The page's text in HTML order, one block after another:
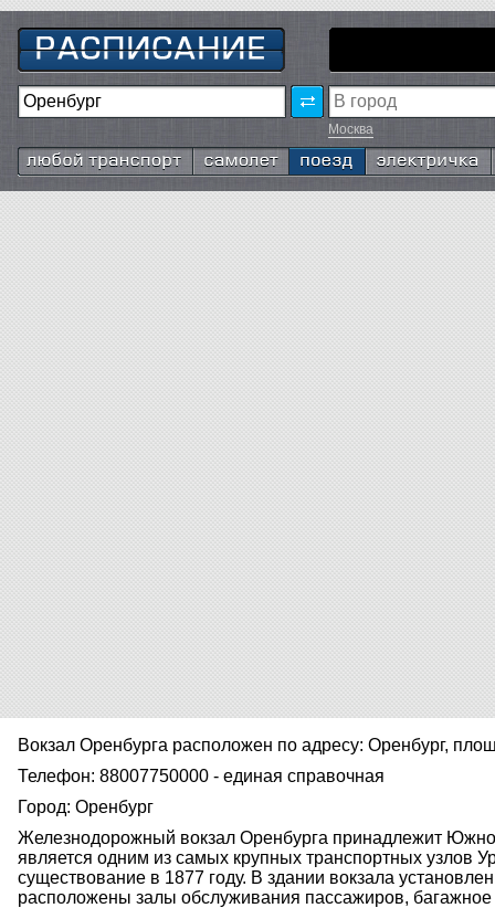
Москва
Любой транспорт Самолёт Поезд Электричка
Вокзал Оренбурга расположен по адресу: Оренбург,
Телефон: 88007750000 - единая справочная
Город: Оренбург
Железнодорожный вокзал Оренбурга принадлежит
является одним из самых крупных транспортных узлов
существование в 1877 году. В здании вокзала
расположены залы обслуживания пассажиров,